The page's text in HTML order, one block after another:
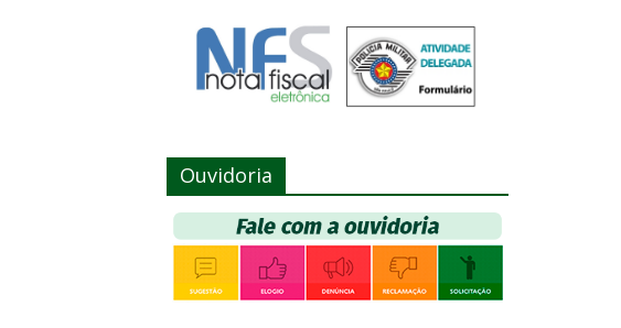
Ouvidoria